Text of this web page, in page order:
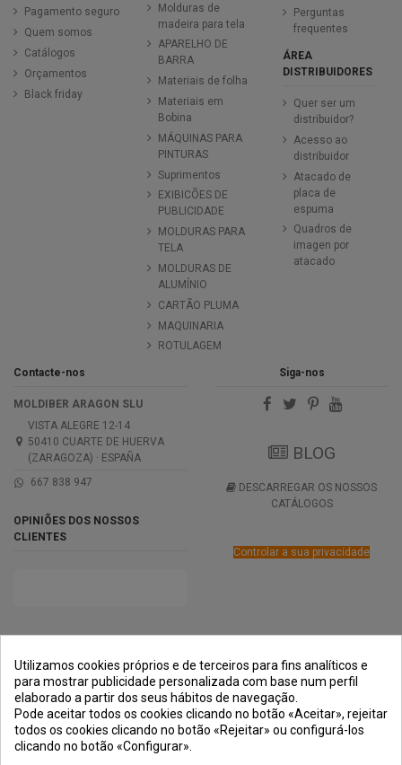
Pagamento seguro
Quem somos
Catálogos
Orçamentos
Black friday
Molduras de
madeira para tela
APARELHO DE
BARRA
Materiais de folha
Materiais em
Bobina
MÁQUINAS PARA
PINTURAS
Suprimentos
EXIBICÕES DE
PUBLICIDADE
MOLDURAS PARA
TELA
MOLDURAS DE
ALUMÍNIO
CARTÃO PLUMA
MAQUINARIA
ROTULAGEM
Perguntas
frequentes
ÁREA
DISTRIBUIDORES
Quer ser um
distribuidor?
Acesso ao
distribuidor
Atacado de
placa de
espuma
Quadros de
imagen por
atacado
Contacte-nos
MOLDIBER ARAGON SLU
VISTA ALEGRE 12-14
50410 CUARTE DE HUERVA
(ZARAGOZA) · ESPAÑA
667 838 947
OPINIÕES DOS NOSSOS
CLIENTES
Siga-nos
BLOG
DESCARREGAR OS NOSSOS
CATÁLOGOS
Controlar a sua privacidade
PAGAMENTO
SEGURA
Utilizamos cookies próprios e de terceiros para fins analíticos e
para mostrar publicidade personalizada com base num perfil
elaborado a partir dos seus hábitos de navegação.
Pode aceitar todos os cookies clicando no botão «Aceitar», rejeitar
todos os cookies clicando no botão «Rejeitar» ou configurá-los
clicando no botão «Configurar».